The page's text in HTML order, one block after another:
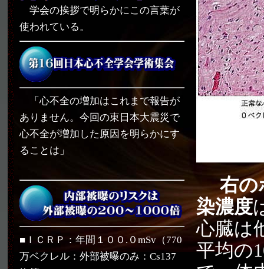
学会の挨拶で明らかにこの言葉が
使われている。
「心不全の増加はこれまで報告が
ありません。今回の東日本大震災で
心不全が増加した原因を明らかにす
ることは」
■ＩＣＲＰ：年間１００.０mSv（770
万ベクレル：外部被曝のみ：Cs137
右の
染濃度
心臓は
平均の